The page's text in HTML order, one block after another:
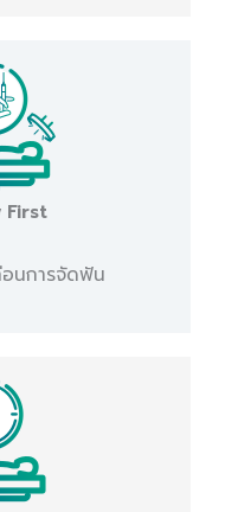
First
อนการจัดฟัน